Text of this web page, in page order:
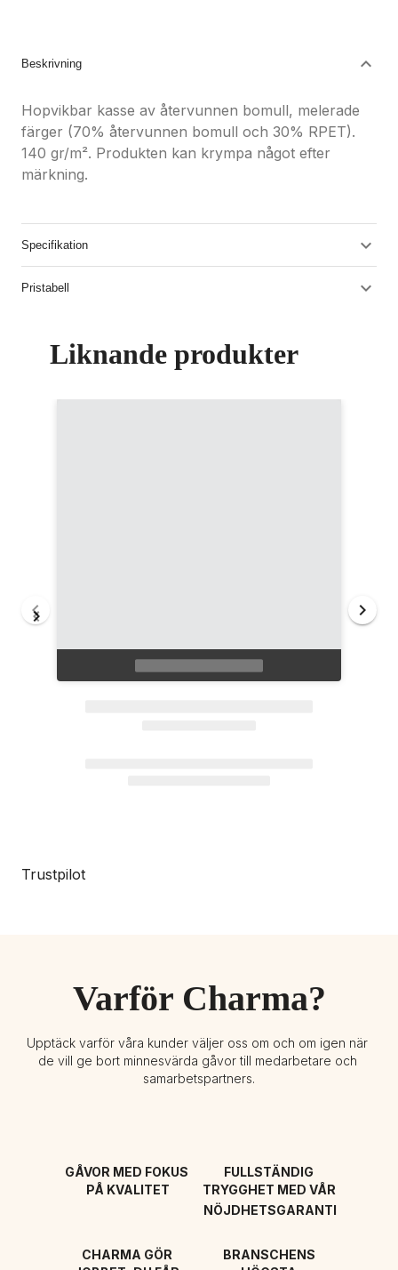
Beskrivning
Hopvikbar kasse av återvunnen bomull, melerade
färger (70% återvunnen bomull och 30% RPET).
140 gr/m². Produkten kan krympa något efter
märkning.
Specifikation
Pristabell
Liknande produkter
Trustpilot
Varför Charma?
Upptäck varför våra kunder väljer oss om och om igen när
de vill ge bort minnesvärda gåvor till medarbetare och
samarbetspartners.
GÅVOR MED FOKUS
PÅ KVALITET
FULLSTÄNDIG
TRYGGHET MED VÅR
NÖJDHETSGARANTI
CHARMA GÖR
BRANSCHENS